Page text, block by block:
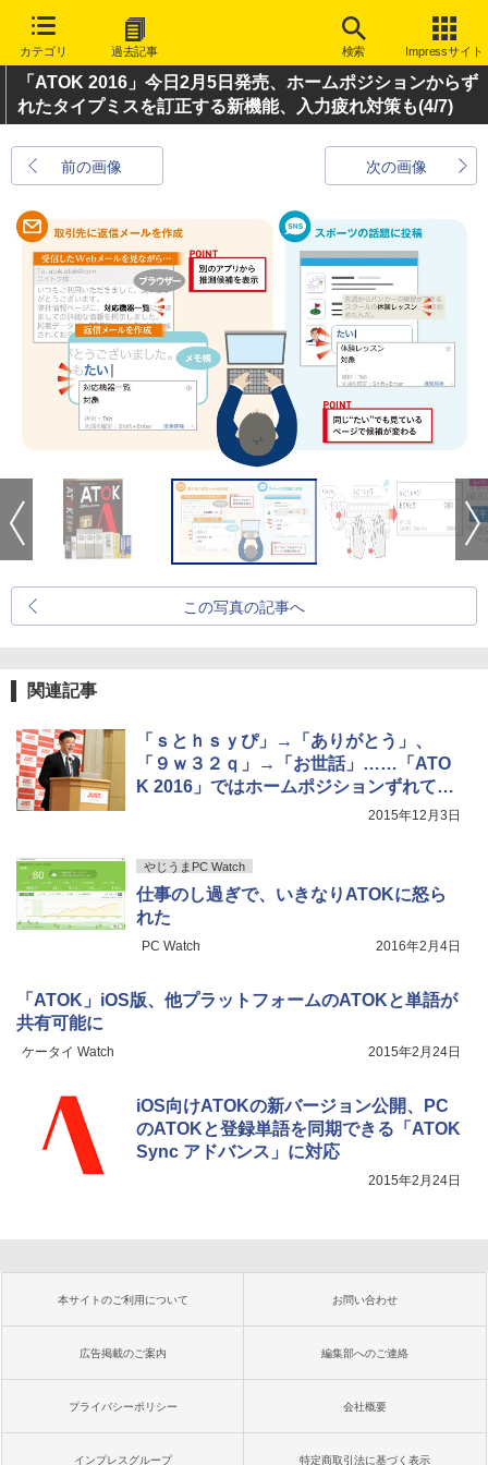
カテゴリ 過去記事 検索 Impressサイト
「ATOK 2016」今日2月5日発売、ホームポジションからず
れたタイプミスを訂正する新機能、入力疲れ対策も(4/7)
前の画像 次の画像
この写真の記事へ
関連記事
「ｓとｈｓｙぴ」→「ありがとう」、
「９ｗ３２ｑ」→「お世話」……「ATO
K 2016」ではホームポジションずれて打
っても変換可能、“入力疲れ”対策も2015年12月3日
やじうまPC Watch
仕事のし過ぎで、いきなりATOKに怒ら
れた
PC Watch 2016年2月4日
「ATOK」iOS版、他プラットフォームのATOKと単語が
共有可能に
ケータイ Watch 2015年2月24日
iOS向けATOKの新バージョン公開、PC
のATOKと登録単語を同期できる「ATOK
Sync アドバンス」に対応
2015年2月24日
本サイトのご利用について お問い合わせ
広告掲載のご案内 編集部へのご連絡
プライバシーポリシー 会社概要
インプレスグループ 特定商取引法に基づく表示